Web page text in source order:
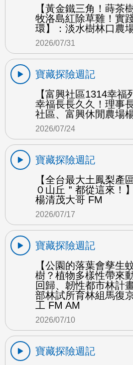
【黃金鐵三角！蒔茶
牧洛島紅除草雞！實
環】：淡水樹林口農
2026/07/31
寶藏探險週記
【富興社區1314幸福
幸福長長久久！理事
社區、富興休閒農場
2026/07/24
寶藏探險週記
【全台最大土鳳梨產
０山丘＂都從這來！
楊清茂大哥 FM
2026/07/17
寶藏探險週記
【公園的落葉會孳生
樹？植物多樣性帶來
回歸、韌性都市林計
部林試所育林組馬復
工 FM AM
2026/07/10
寶藏探險週記